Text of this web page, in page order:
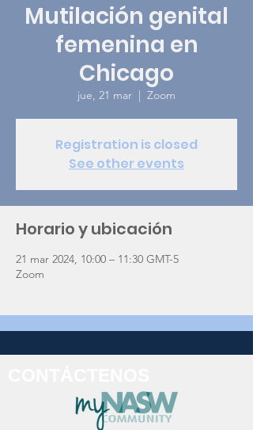
Mutilación genital
femenina en
Chicago
jue, 21 mar
  |
Zoom
Registration is closed
See other events
Horario y ubicación
21 mar 2024, 10:00 – 11:30 GMT-5
Zoom